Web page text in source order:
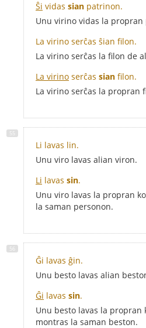
Ŝi vidas sian patrinon.
Unu virino vidas la
La virino serĉas ŝian filon.
La virino serĉas la filon de
La virino serĉas sian filon.
La virino serĉas la propran
Li lavas lin.
Unu viro lavas alian viron.
Li lavas sin.
Unu viro lavas la propran
la saman personon.
Ĝi lavas ĝin.
Unu besto lavas alian
Ĝi lavas sin.
Unu besto lavas la propran
montras la saman beston.